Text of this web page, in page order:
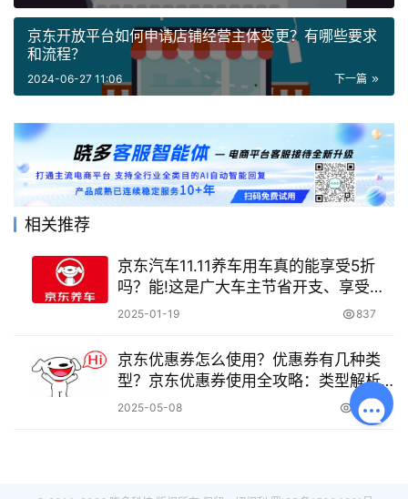
京东开放平台如何申请店铺经营主体变更？有哪些要求
和流程？
下一篇
2024-06-27 11:06
相关推荐
京东汽车11.11养车用车真的能享受5折
吗？能!这是广大车主节省开支、享受高
品质养车用车服务的好机会。
2025-01-19 837
京东优惠券怎么使用？优惠券有几种类
型？京东优惠券使用全攻略：类型解析
与叠加规则详解
2025-05-08 7.3K